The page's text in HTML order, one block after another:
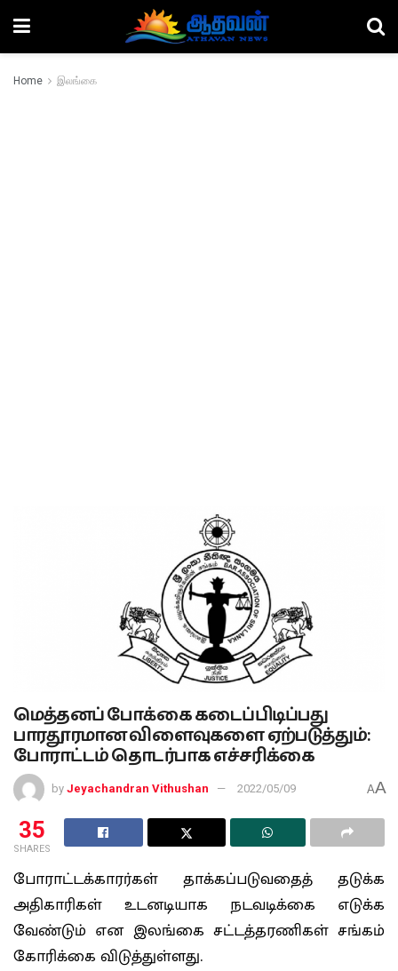
Home இலங்கை
மெத்தனப் போக்கை கடைப்பிடிப்பது
பாரதூரமான விளைவுகளை ஏற்படுத்தும்:
போராட்டம் தொடர்பாக எச்சரிக்கை
by Jeyachandran Vithushan 2022/05/09 AA
35
SHARES
போராட்டக்காரர்கள் தாக்கப்படுவதைத் தடுக்க
அதிகாரிகள் உடனடியாக நடவடிக்கை எடுக்க
வேண்டும் என இலங்கை சட்டத்தரணிகள் சங்கம்
கோரிக்கை விடுத்துள்ளது.